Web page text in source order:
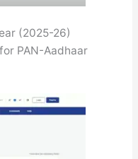
(2025-26)
PAN-Aadhaar